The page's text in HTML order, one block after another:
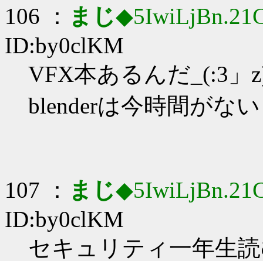
106 ： まじ
ID:by0clKM
VFX本あるんだ_(:3」
blenderは今時間がない
107 ： まじ
ID:by0clKM
セキュリティ一年生